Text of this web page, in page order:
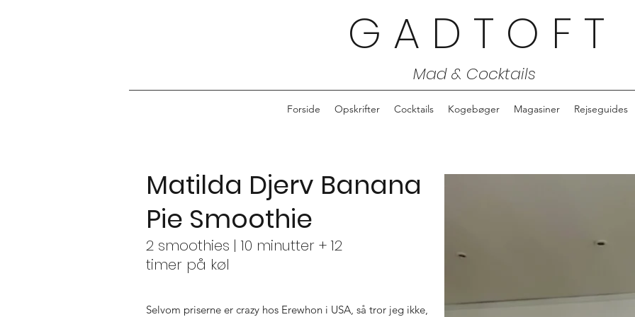
G A D T O F T
Mad & Cocktails
Forside Opskrifter Cocktails Kogebøger Magasiner Rejseguides
Matilda Djerv Banana
Pie Smoothie
2 smoothies | 10 minutter + 12
timer på køl
Selvom priserne er crazy hos Erewhon i USA, så tror jeg ikke,